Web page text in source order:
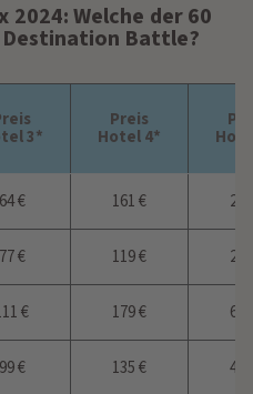
2024: Welche der 60
Battle?
3*
Preis
Hotel 4*
64 € 161 €
77 € 119 €
€ 179 €
99 € 135 €